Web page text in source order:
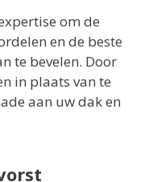
om de
en de beste
te bevelen. Door
in plaats van te
aan uw dak en